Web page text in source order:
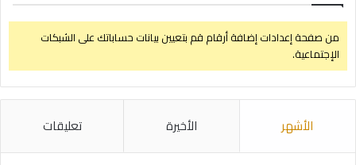
من صفحة إعدادات إضافة أرقام قم بتعيين بيانات حساباتك على الشبكات
الإجتماعية.
الأشهر الأخيرة تعليقات